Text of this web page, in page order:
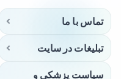
تماس با ما
تبلیغات در سایت
سیاست پزشکی و